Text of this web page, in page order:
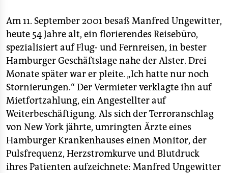
Am 11. September 2001 besaß Manfred Ungewitter,
heute 54 Jahre alt, ein florierendes Reisebüro,
spezialisiert auf Flug- und Fernreisen, in bester
Hamburger Geschäftslage nahe der Alster. Drei
Monate später war er pleite. „Ich hatte nur noch
Stornierungen.“ Der Vermieter verklagte ihn auf
Mietfortzahlung, ein Angestellter auf
Weiterbeschäftigung. Als sich der Terroranschlag
von New York jährte, umringten Ärzte eines
Hamburger Krankenhauses einen Monitor, der
Pulsfrequenz, Herzstromkurve und Blutdruck
ihres Patienten aufzeichnete: Manfred Ungewitter